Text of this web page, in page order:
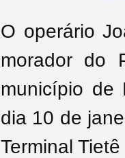
O operário
morador do
município de
dia 10 de
Terminal